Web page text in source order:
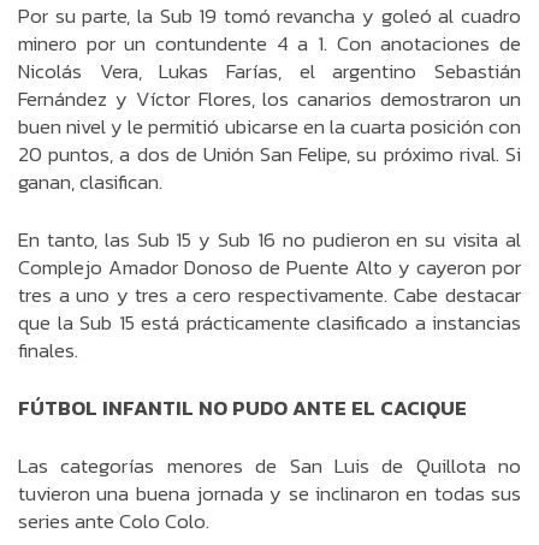
Por su parte, la Sub 19 tomó revancha y goleó al cuadro
minero por un contundente 4 a 1. Con anotaciones de
Nicolás Vera, Lukas Farías, el argentino Sebastián
Fernández y Víctor Flores, los canarios demostraron un
buen nivel y le permitió ubicarse en la cuarta posición con
20 puntos, a dos de Unión San Felipe, su próximo rival. Si
ganan, clasifican.
En tanto, las Sub 15 y Sub 16 no pudieron en su visita al
Complejo Amador Donoso de Puente Alto y cayeron por
tres a uno y tres a cero respectivamente. Cabe destacar
que la Sub 15 está prácticamente clasificado a instancias
finales.
FÚTBOL INFANTIL NO PUDO ANTE EL CACIQUE
Las categorías menores de San Luis de Quillota no
tuvieron una buena jornada y se inclinaron en todas sus
series ante Colo Colo.